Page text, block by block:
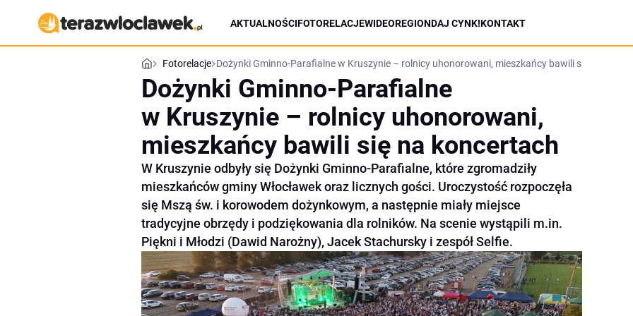
AKTUALNOŚCIFOTORELACJEWIDEOREGIONDAJ CYNK!KONTAKT
Fotorelacje Dożynki Gminno-Parafialne w Kruszynie – rolnicy uhonorowani, mieszkańcy bawili się na
Dożynki Gminno-Parafialne
w Kruszynie – rolnicy uhonorowani,
mieszkańcy bawili się na koncertach
W Kruszynie odbyły się Dożynki Gminno-Parafialne, które zgromadziły
mieszkańców gminy Włocławek oraz licznych gości. Uroczystość rozpoczęła
się Mszą św. i korowodem dożynkowym, a następnie miały miejsce
tradycyjne obrzędy i podziękowania dla rolników. Na scenie wystąpili m.in.
Piękni i Młodzi (Dawid Narożny), Jacek Stachursky i zespół Selfie.